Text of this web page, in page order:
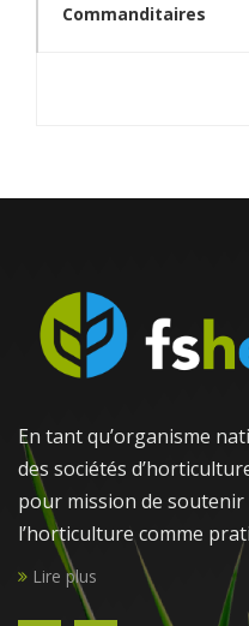
Commanditaires
En tant qu’organisme
des sociétés
pour mission de
l’horticulture comme
Lire plus